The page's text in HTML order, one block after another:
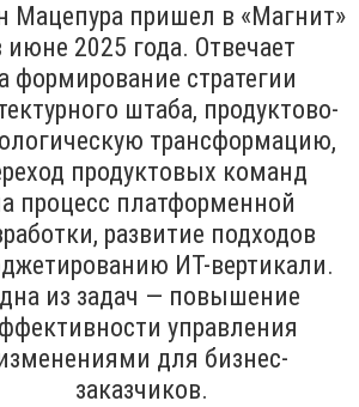
Мацепура пришел в «Магнит»
июне 2025 года. Отвечает
формирование стратегии
штаба, продуктово-
трансформацию,
продуктовых команд
процесс платформенной
развитие подходов
ИТ-вертикали.
из задач — повышение
управления
для бизнес-
заказчиков.